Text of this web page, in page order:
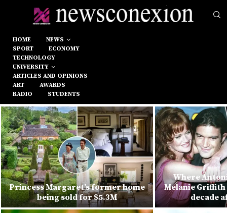
HOME
NEWS
SPORT
ECONOMY
TECHNOLOGY
UNIVERSITY
ARTICLES AND OPINIONS
ART
AWARDS
RADIO
STUDENTS
Where Antonio Banderas and
Melanie Griffith stand more than a
decade after divorce
Padres give
update on Nick